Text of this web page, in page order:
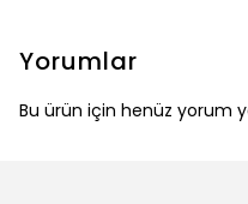
Yorumlar
Bu ürün için henüz yorum